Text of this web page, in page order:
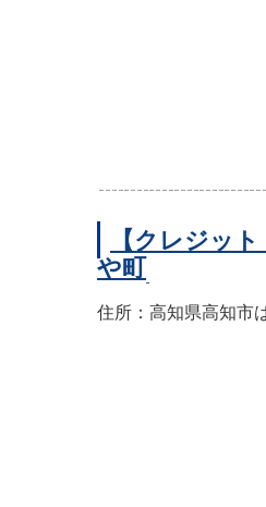
【クレジッ
や町
住所：高知県高知市